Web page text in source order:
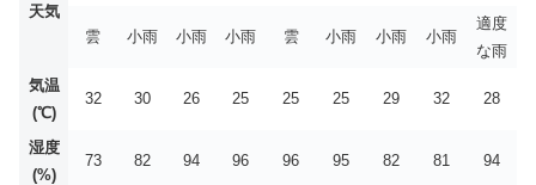
天気
雲
小雨 小雨 小雨 雲 小雨 小雨 小雨
適度
な雨
気温
(℃)
32 30 26 25 25 25 29 32 28
湿度
(%)
73 82 94 96 96 95 82 81 94